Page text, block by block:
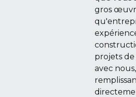
gros
projets
avec